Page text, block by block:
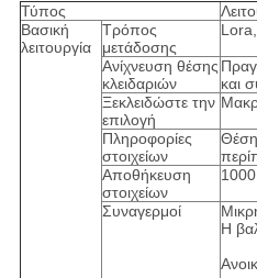
Τύπος
Βασική
λειτουργία
Τρόπος
μετάδοσης
Ανίχνευση θέσης
κλειδαριών
και
Ξεκλειδώστε την
επιλογή
Πληροφορίες
στοιχείων
Θέση
Αποθήκευση
στοιχείων
Συναγερμοί
Η